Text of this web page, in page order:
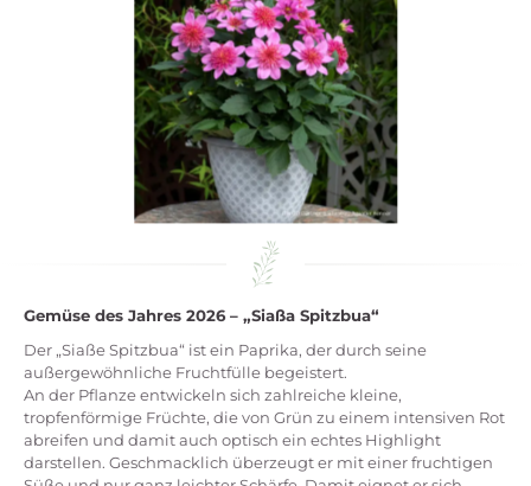
Gemüse des Jahres 2026 – „Siaßa Spitzbua“
Der „Siaße Spitzbua“ ist ein Paprika, der durch seine
außergewöhnliche Fruchtfülle begeistert.
An der Pflanze entwickeln sich zahlreiche kleine,
tropfenförmige Früchte, die von Grün zu einem intensiven Rot
abreifen und damit auch optisch ein echtes Highlight
darstellen. Geschmacklich überzeugt er mit einer fruchtigen